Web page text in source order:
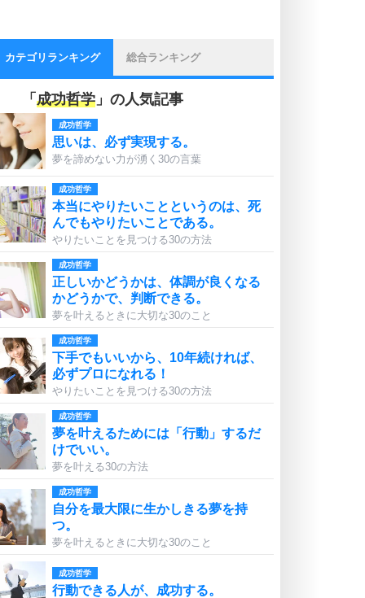
カテゴリランキング 総合ランキング
「 成功哲学 」の人気記事
成功哲学
思いは、必ず実現する。
夢を諦めない力が湧く30の言葉
成功哲学
本当にやりたいことというのは、死
んでもやりたいことである。
やりたいことを見つける30の方法
成功哲学
正しいかどうかは、体調が良くなる
かどうかで、判断できる。
夢を叶えるときに大切な30のこと
成功哲学
下手でもいいから、10年続ければ、
必ずプロになれる！
やりたいことを見つける30の方法
成功哲学
夢を叶えるためには「行動」するだ
けでいい。
夢を叶える30の方法
成功哲学
自分を最大限に生かしきる夢を持
つ。
夢を叶えるときに大切な30のこと
成功哲学
行動できる人が、成功する。